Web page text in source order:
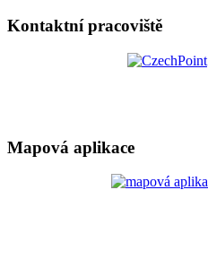
Kontaktní pracoviště
Mapová aplikace